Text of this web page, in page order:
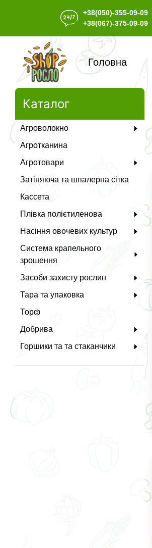
+38(050)-355-09-09
+38(067)-375-09-09
Головна
Каталог
Агроволокно
Агротканина
Агротовари
Затіняюча та шпалерна сітка
Кассета
Плівка полієтиленова
Насіння овочевих культур
Система крапельного
зрошення
Засоби захисту рослин
Тара та упаковка
Торф
Добрива
Горшики та та стаканчики